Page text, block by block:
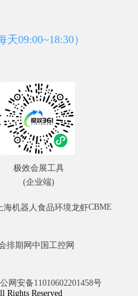
09:00~18:30）
海机器人食品环境龙虾CBME
排期网中国工控网
网安备11010602201458号
Rights Reserved
极效会展工具
(企业端)